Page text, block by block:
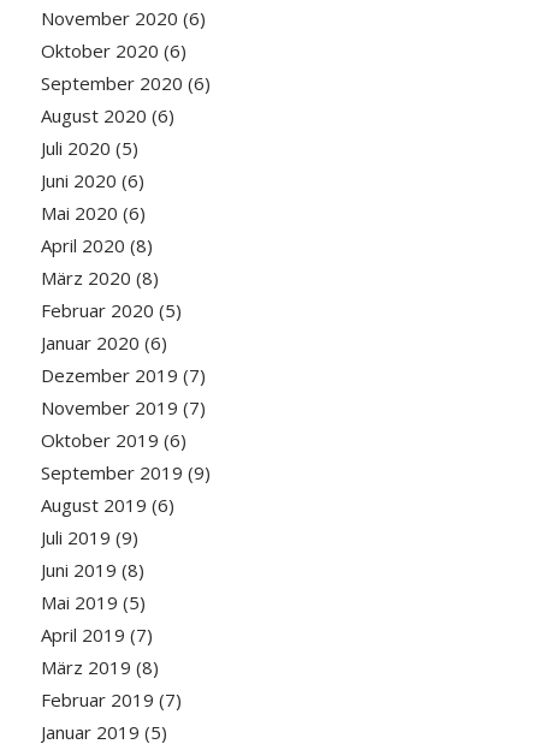
November 2020 (6)
Oktober 2020 (6)
September 2020 (6)
August 2020 (6)
Juli 2020 (5)
Juni 2020 (6)
Mai 2020 (6)
April 2020 (8)
März 2020 (8)
Februar 2020 (5)
Januar 2020 (6)
Dezember 2019 (7)
November 2019 (7)
Oktober 2019 (6)
September 2019 (9)
August 2019 (6)
Juli 2019 (9)
Juni 2019 (8)
Mai 2019 (5)
April 2019 (7)
März 2019 (8)
Februar 2019 (7)
Januar 2019 (5)